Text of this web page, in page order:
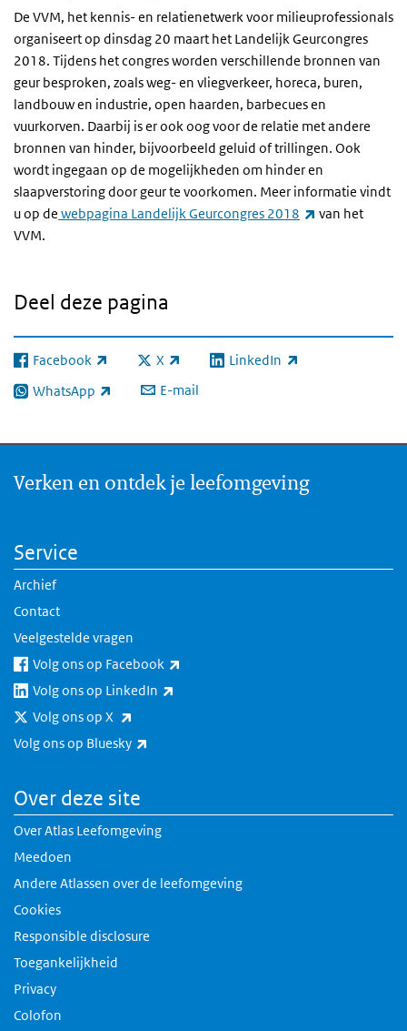
De VVM, het kennis- en relatienetwerk voor milieuprofessionals
organiseert op dinsdag 20 maart het Landelijk Geurcongres
2018. Tijdens het congres worden verschillende bronnen van
geur besproken, zoals weg- en vliegverkeer, horeca, buren,
landbouw en industrie, open haarden, barbecues en
vuurkorven. Daarbij is er ook oog voor de relatie met andere
bronnen van hinder, bijvoorbeeld geluid of trillingen. Ook
wordt ingegaan op de mogelijkheden om hinder en
slaapverstoring door geur te voorkomen. Meer informatie vindt
u op de webpagina Landelijk Geurcongres 2018 (externe link)
van het
VVM.
Deel deze pagina
Facebook
(externe link) X
(externe link) LinkedIn
(externe link)
WhatsApp
(externe link) E-mail
Verken en ontdek je leefomgeving
Service
Archief
Contact
Veelgestelde vragen
Volg ons op Facebook
Volg ons op LinkedIn
Volg ons op X
Volg ons op Bluesky
Over deze site
Over Atlas Leefomgeving
Meedoen
Andere Atlassen over de leefomgeving
Cookies
Responsible disclosure
Toegankelijkheid
Privacy
Colofon